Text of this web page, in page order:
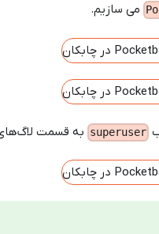
می سازیم.
superuser به قسمت